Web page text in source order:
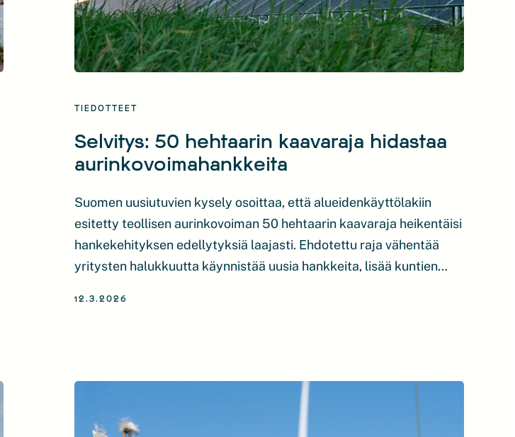
TIEDOTTEET
Selvitys: 50 hehtaarin kaavaraja hidastaa
aurinkovoimahankkeita
Suomen uusiutuvien kysely osoittaa, että alueidenkäyttölakiin
esitetty teollisen aurinkovoiman 50 hehtaarin kaavaraja heikentäisi
hankekehityksen edellytyksiä laajasti. Ehdotettu raja vähentää
yritysten halukkuutta käynnistää uusia hankkeita, lisää kuntien
12.3.2026